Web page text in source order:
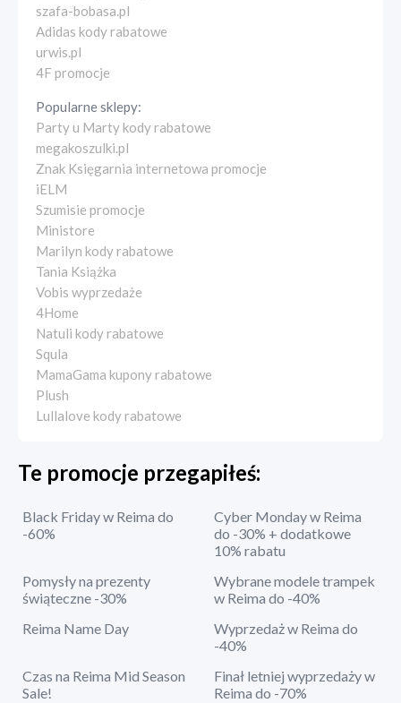
szafa-bobasa.pl
Adidas kody rabatowe
urwis.pl
4F promocje
Popularne sklepy:
Party u Marty kody rabatowe
megakoszulki.pl
Znak Księgarnia internetowa promocje
iELM
Szumisie promocje
Ministore
Marilyn kody rabatowe
Tania Książka
Vobis wyprzedaże
4Home
Natuli kody rabatowe
Squla
MamaGama kupony rabatowe
Plush
Lullalove kody rabatowe
Te promocje przegapiłeś:
Black Friday w Reima do
-60%
Cyber Monday w Reima
do -30% + dodatkowe
10% rabatu
Pomysły na prezenty
świąteczne -30%
Wybrane modele trampek
w Reima do -40%
Reima Name Day
Wyprzedaż w Reima do
-40%
Czas na Reima Mid Season
Sale!
Finał letniej wyprzedaży w
Reima do -70%